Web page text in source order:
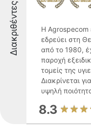
Διακριθέντες
Η Agrospecom
εδρεύει στη
από το 1980,
παροχή
τομείς της
Διακρίνεται
υψηλή
8.3